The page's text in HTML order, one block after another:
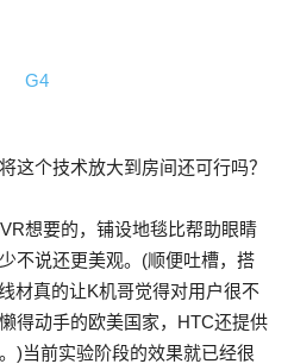
这个技术放大到房间还可行吗？
想要的，铺设地毯比帮助眼睛
不说还更美观。(顺便吐槽，搭
材真的让K机哥觉得对用户很不
得动手的欧美国家，HTC还提供
)当前实验阶段的效果就已经很